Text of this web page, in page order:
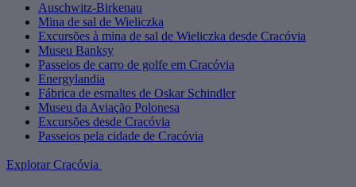
Auschwitz-Birkenau
Mina de sal de Wieliczka
Excursões à mina de sal de Wieliczka desde Cracóvia
Museu Banksy
Passeios de carro de golfe em Cracóvia
Energylandia
Fábrica de esmaltes de Oskar Schindler
Museu da Aviação Polonesa
Excursões desde Cracóvia
Passeios pela cidade de Cracóvia
Explorar Cracóvia